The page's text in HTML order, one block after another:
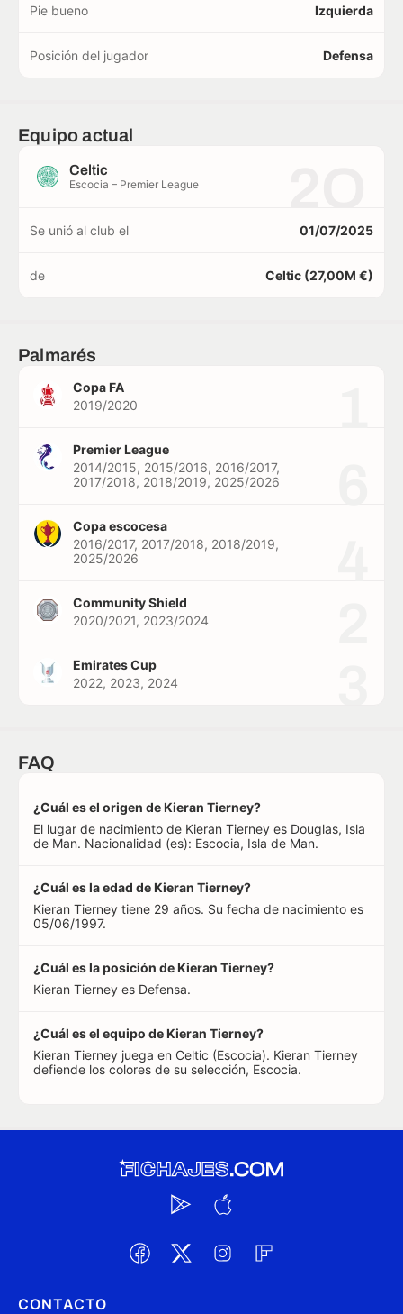
Pie bueno Izquierda
Posición del jugador Defensa
Equipo actual
Celtic
Escocia – Premier League
Se unió al club el 01/07/2025
de Celtic (27,00M €)
Palmarés
Copa FA
2019/2020
Premier League
2014/2015, 2015/2016, 2016/2017,
2017/2018, 2018/2019, 2025/2026
Copa escocesa
2016/2017, 2017/2018, 2018/2019,
2025/2026
Community Shield
2020/2021, 2023/2024
Emirates Cup
2022, 2023, 2024
FAQ
¿Cuál es el origen de Kieran Tierney?
El lugar de nacimiento de Kieran Tierney es Douglas, Isla
de Man. Nacionalidad (es): Escocia, Isla de Man.
¿Cuál es la edad de Kieran Tierney?
Kieran Tierney tiene 29 años. Su fecha de nacimiento es
05/06/1997.
¿Cuál es la posición de Kieran Tierney?
Kieran Tierney es Defensa.
¿Cuál es el equipo de Kieran Tierney?
Kieran Tierney juega en Celtic (Escocia). Kieran Tierney
defiende los colores de su selección, Escocia.
CONTACTO